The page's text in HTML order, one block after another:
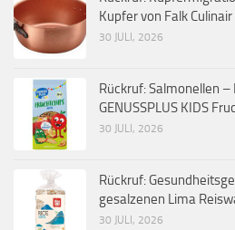
Kupfer von Falk Culinair
30 JULI, 2026
Rückruf: Salmonellen –
GENUSSPLUS KIDS
30 JULI, 2026
Rückruf:
gesalzenen Lima
30 JULI, 2026